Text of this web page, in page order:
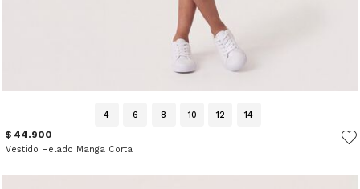
4 6 8 10 12 14
$ 44.900
Vestido Helado Manga Corta